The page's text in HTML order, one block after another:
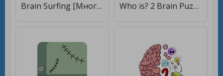
Brain Surfing [Много монет] Who is? 2 Brain Puzzle & Chats [Мод меню]